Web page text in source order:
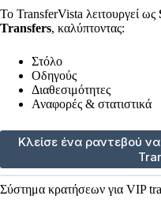
Το TransferVista λειτουργεί ως
Transfers, καλύπτοντας:
Στόλο
Οδηγούς
Διαθεσιμότητες
Αναφορές & στατιστικά
Κλείσε ένα ραντεβού
Σύστημα κρατήσεων για VIP